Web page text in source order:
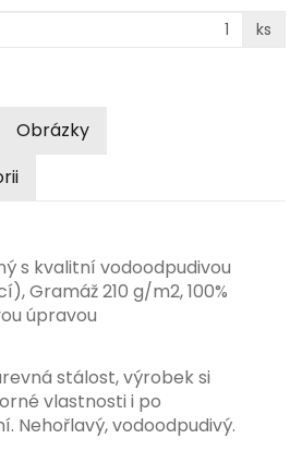
ks
Obrázky
s kvalitní vodoodpudivou
Gramáž 210 g/m2, 100%
úpravou
stálost, výrobek si
vlastnosti i po
Nehořlavý, vodoodpudivý.